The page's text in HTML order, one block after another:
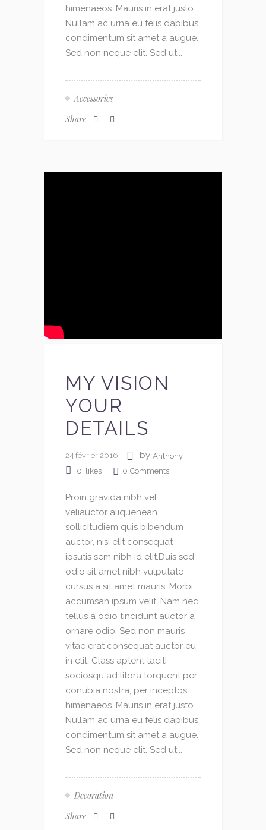
himenaeos. Mauris in erat justo.
Nullam ac urna eu felis dapibus
condimentum sit amet a augue.
Sed non neque elit. Sed ut...
Accessories
Share
MY VISION
YOUR
DETAILS
24 février 2016 by Anthony
0 likes 0 Comments
Proin gravida nibh vel
veliauctor aliquenean
sollicitudiem quis bibendum
auctor, nisi elit consequat
ipsutis sem nibh id elit.Duis sed
odio sit amet nibh vulputate
cursus a sit amet mauris. Morbi
accumsan ipsum velit. Nam nec
tellus a odio tincidunt auctor a
ornare odio. Sed non mauris
vitae erat consequat auctor eu
in elit. Class aptent taciti
sociosqu ad litora torquent per
conubia nostra, per inceptos
himenaeos. Mauris in erat justo.
Nullam ac urna eu felis dapibus
condimentum sit amet a augue.
Sed non neque elit. Sed ut...
Decoration
Share